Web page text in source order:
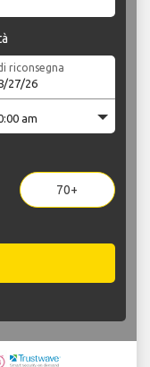
riconsegna
70+